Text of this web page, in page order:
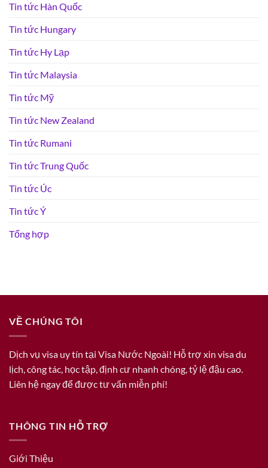
Tin tức Hàn Quốc
Tin tức Hungary
Tin tức Hy Lạp
Tin tức Malaysia
Tin tức Mỹ
Tin tức New Zealand
Tin tức Rumani
Tin tức Trung Quốc
Tin tức Úc
Tin tức Ý
Tổng hợp
VỀ CHÚNG TÔI
Dịch vụ visa uy tín tại Visa Nước Ngoài! Hỗ trợ xin visa du
lịch, công tác, học tập, định cư nhanh chóng, tỷ lệ đậu cao.
Liên hệ ngay để được tư vấn miễn phí!
THÔNG TIN HỖ TRỢ
Giới Thiệu